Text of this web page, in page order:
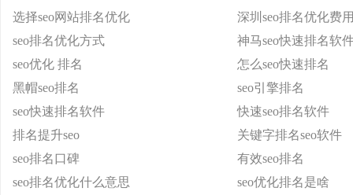
选择seo网站排名优化
深圳seo排名优化费
seo排名优化方式
神马seo快速排名软
seo优化 排名
怎么seo快速排名
黑帽seo排名
seo引擎排名
seo快速排名软件
快速seo排名软件
排名提升seo
关键字排名seo软件
seo排名口碑
有效seo排名
seo排名优化什么意思
seo优化排名是啥